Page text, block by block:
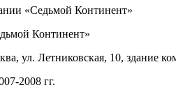
«Седьмой Континент»
Континент»
ул. Летниковская, 10, здание
2008 гг.